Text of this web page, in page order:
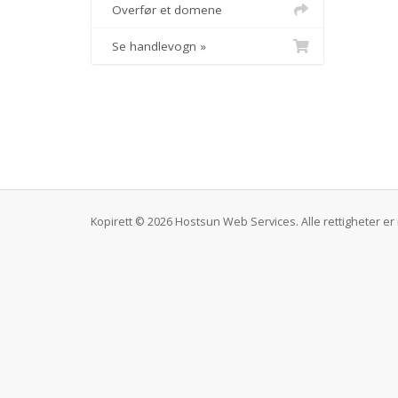
Overfør et domene
Se handlevogn »
Kopirett © 2026 Hostsun Web Services. Alle rettigheter